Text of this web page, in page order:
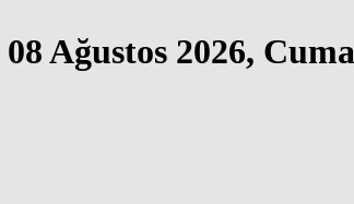
08 Ağustos 2026,